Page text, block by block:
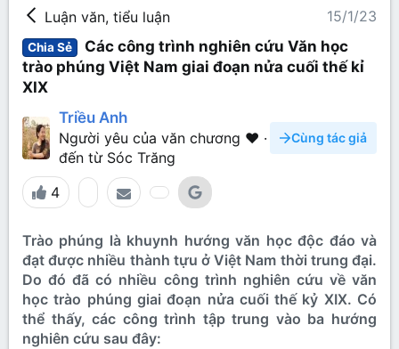
Luận văn, tiểu luận 15/1/23
Chia Sẻ
Các công trình nghiên cứu Văn học
trào phúng Việt Nam giai đoạn nửa cuối thế kỉ
XIX
Triều Anh
Người yêu của văn chương ❤️ ·
đến từ Sóc Trăng
Cùng tác giả
4
Trào phúng là khuynh hướng văn học độc đáo và
đạt được nhiều thành tựu ở Việt Nam thời trung đại.
Do đó đã có nhiều công trình nghiên cứu về văn
học trào phúng giai đoạn nửa cuối thế kỷ XIX. Có
thể thấy, các công trình tập trung vào ba hướng
nghiên cứu sau đây: